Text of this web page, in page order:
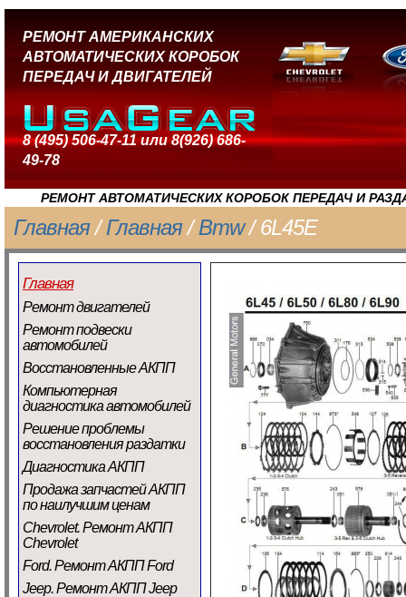
РЕМОНТ АМЕРИКАНСКИХ
АВТОМАТИЧЕСКИХ КОРОБОК
ПЕРЕДАЧ И ДВИГАТЕЛЕЙ
8 (495) 506-47-11 или 8(926) 686-
49-78
РЕМОНТ АВТОМАТИЧЕСКИХ КОРОБОК ПЕРЕДАЧ И
Главная/Главная/Bmw/ 6L45E
Главная
Ремонт двигателей
Ремонт подвески
автомобилей
Восстановленные АКПП
Компьютерная
диагностика автомобилей
Решение проблемы
восстановления раздатки
Диагностика АКПП
Продажа запчастей АКПП
по наилучшим ценам
Chevrolet. Ремонт АКПП
Chevrolet
Ford. Ремонт АКПП Ford
Jeep. Ремонт АКПП Jeep